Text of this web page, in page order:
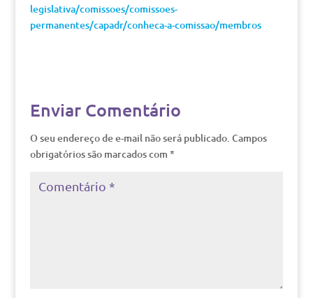
legislativa/comissoes/comissoes-
permanentes/capadr/conheca-a-comissao/membros
Enviar Comentário
O seu endereço de e-mail não será publicado. Campos
obrigatórios são marcados com *